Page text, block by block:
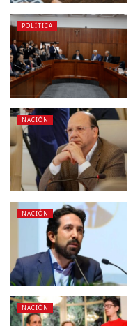
POLÍTICA
NACIÓN
NACIÓN
NACIÓN